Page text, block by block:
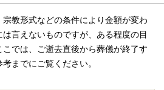
教形式などの条件により金額が変わ
言えないものですが、ある程度の目
では、ご逝去直後から葬儀が終了す
までにご覧ください。